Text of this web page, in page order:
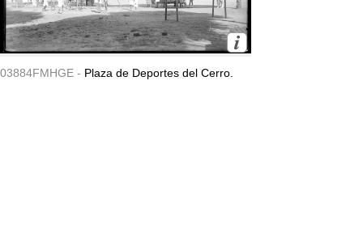
03884FMHGE - Plaza de Deportes del Cerro.